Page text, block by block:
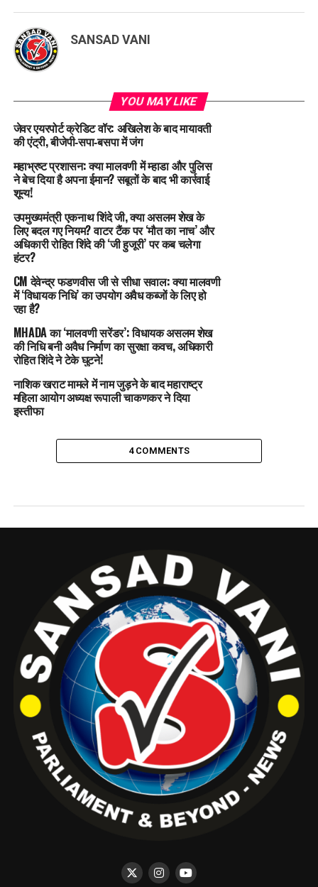
SANSAD VANI
YOU MAY LIKE
जेवर एयरपोर्ट क्रेडिट वॉर: अखिलेश के बाद मायावती
की एंट्री, बीजेपी‑सपा‑बसपा में जंग
महाभ्रष्ट प्रशासन: क्या मालवणी में म्हाडा और पुलिस
ने बेच दिया है अपना ईमान? सबूतों के बाद भी कार्रवाई
शून्य!
उपमुख्यमंत्री एकनाथ शिंदे जी, क्या असलम शेख के
लिए बदल गए नियम? वाटर टैंक पर ‘मौत का नाच’ और
अधिकारी रोहित शिंदे की ‘जी हुजूरी’ पर कब चलेगा
हंटर?
CM देवेन्द्र फडणवीस जी से सीधा सवाल: क्या मालवणी
में ‘विधायक निधि’ का उपयोग अवैध कब्जों के लिए हो
रहा है?
MHADA का ‘मालवणी सरेंडर’: विधायक असलम शेख
की निधि बनी अवैध निर्माण का सुरक्षा कवच, अधिकारी
रोहित शिंदे ने टेके घुटने!
नाशिक खराट मामले में नाम जुड़ने के बाद महाराष्ट्र
महिला आयोग अध्यक्ष रूपाली चाकणकर ने दिया
इस्तीफा
4 COMMENTS